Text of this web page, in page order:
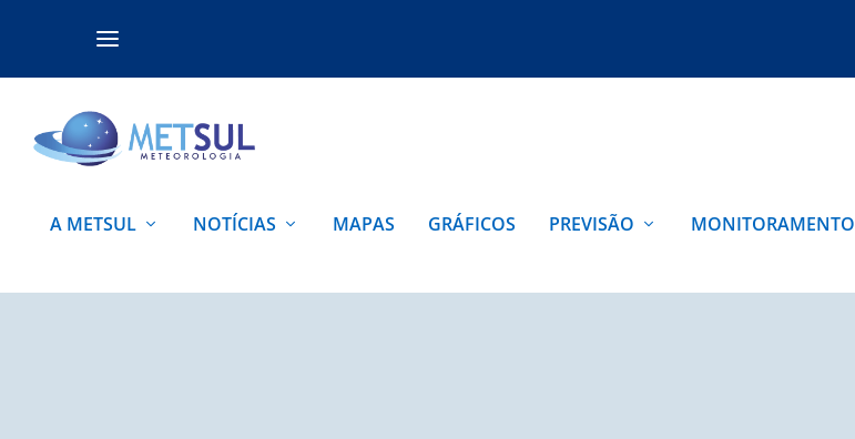
A METSUL NOTÍCIAS MAPAS GRÁFICOS PREVISÃO MONITORAMENTO